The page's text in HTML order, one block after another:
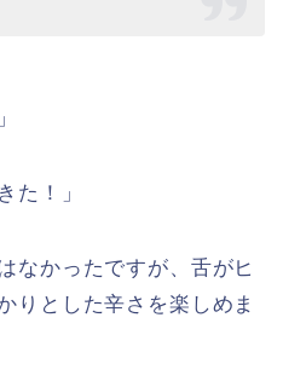
た！」
なかったですが、舌がヒ
りとした辛さを楽しめま